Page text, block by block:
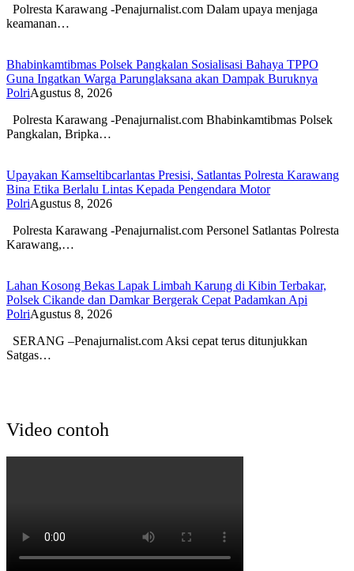
Polresta Karawang -Penajurnalist.com Dalam upaya menjaga
keamanan…
Bhabinkamtibmas Polsek Pangkalan Sosialisasi Bahaya TPPO
Guna Ingatkan Warga Parunglaksana akan Dampak Buruknya
PolriAgustus 8, 2026
Polresta Karawang -Penajurnalist.com Bhabinkamtibmas Polsek
Pangkalan, Bripka…
Upayakan Kamseltibcarlantas Presisi, Satlantas Polresta Karawang
Bina Etika Berlalu Lintas Kepada Pengendara Motor
PolriAgustus 8, 2026
Polresta Karawang -Penajurnalist.com Personel Satlantas Polresta
Karawang,…
Lahan Kosong Bekas Lapak Limbah Karung di Kibin Terbakar,
Polsek Cikande dan Damkar Bergerak Cepat Padamkan Api
PolriAgustus 8, 2026
SERANG –Penajurnalist.com Aksi cepat terus ditunjukkan
Satgas…
Video contoh